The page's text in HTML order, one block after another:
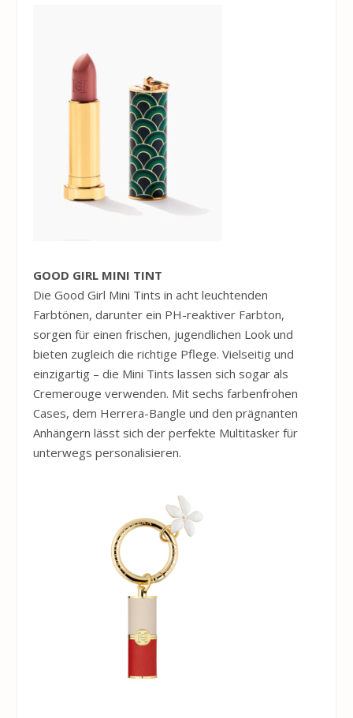
GOOD GIRL MINI TINT
Die Good Girl Mini Tints in acht leuchtenden
Farbtönen, darunter ein PH-reaktiver Farbton,
sorgen für einen frischen, jugendlichen Look und
bieten zugleich die richtige Pflege. Vielseitig und
einzigartig – die Mini Tints lassen sich sogar als
Cremerouge verwenden. Mit sechs farbenfrohen
Cases, dem Herrera-Bangle und den prägnanten
Anhängern lässt sich der perfekte Multitasker für
unterwegs personalisieren.